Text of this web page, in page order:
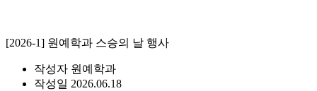
[2026-1] 원예학과 스승의 날 행사
작성자 원예학과
작성일 2026.06.18